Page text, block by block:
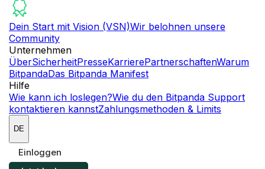
Dein Start mit Vision (VSN)Wir belohnen unsere
Community
Unternehmen
ÜberSicherheitPresseKarrierePartnerschaftenWarum
BitpandaDas Bitpanda Manifest
Hilfe
Wie kann ich loslegen?Wie du den Bitpanda Support
kontaktieren kannstZahlungsmethoden & Limits
DE
Einloggen